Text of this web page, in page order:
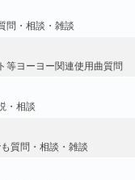
問・相談・雑談
等ヨーヨー関連使用曲質問
・相談
質問・相談・雑談